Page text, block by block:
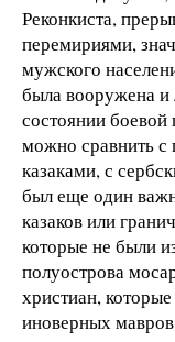
Реконкиста,
перемириями,
мужского
была вооружена и
состоянии боевой
можно сравнить с
казаками, с
был еще один
казаков или
которые не были
полуострова
христиан,
иноверных